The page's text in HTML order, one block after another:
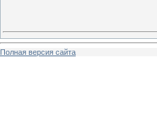
Полная версия сайта